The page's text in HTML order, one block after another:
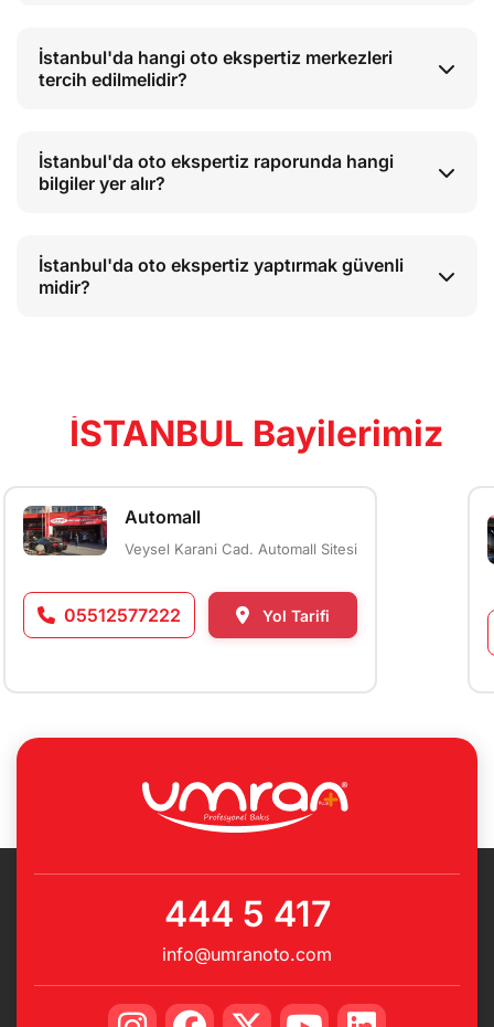
İstanbul'da hangi oto ekspertiz merkezleri
tercih edilmelidir?
İstanbul'da oto ekspertiz raporunda hangi
bilgiler yer alır?
İstanbul'da oto ekspertiz yaptırmak güvenli
midir?
İSTANBUL Bayilerimiz
Automall
Veysel Karani Cad. Automall Sitesi
05512577222 Yol Tarifi
444 5 417
info@umranoto.com